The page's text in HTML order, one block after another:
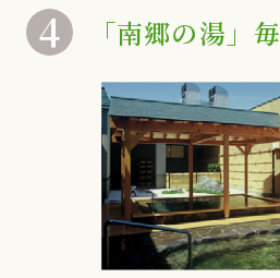
4 「南郷の湯」